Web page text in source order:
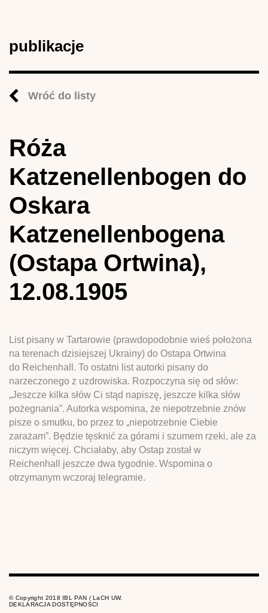
publikacje
Wróć do listy
Róża
Katzenellenbogen do
Oskara
Katzenellenbogena
(Ostapa Ortwina),
12.08.1905
List pisany w Tartarowie (prawdopodobnie wieś położona
na terenach dzisiejszej Ukrainy) do Ostapa Ortwina
do Reichenhall. To ostatni list autorki pisany do
narzeczonego z uzdrowiska. Rozpoczyna się od słów:
„Jeszcze kilka słów Ci stąd napiszę, jeszcze kilka słów
pożegnania”. Autorka wspomina, że niepotrzebnie znów
pisze o smutku, bo przez to „niepotrzebnie Ciebie
zarażam”. Będzie tęsknić za górami i szumem rzeki, ale za
niczym więcej. Chciałaby, aby Ostap został w
Reichenhall jeszcze dwa tygodnie. Wspomina o
otrzymanym wczoraj telegramie.
© Copyright 2018 IBL PAN / LaCH UW.
DEKLARACJA DOSTĘPNOŚCI